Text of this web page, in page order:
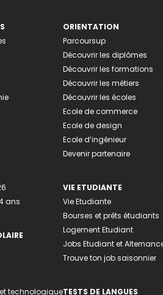
ans
technologique
ORIENTATION
Parcoursup
Découvrir les diplômes
Découvrir les formations
Découvrir les métiers
Découvrir les écoles
Ecole de commerce
Ecole de design
Ecole d’ingénieur
Devenir partenaire
VIE ETUDIANTE
Vie Etudiante
Bourses et prêts étudiants
Logement Etudiant
Jobs Etudiant et
Trouve ton job saisonnier
TESTS DE LANGUES